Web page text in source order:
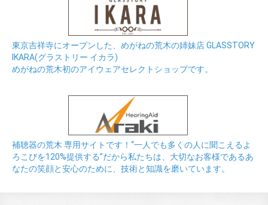
東京吉祥寺にオープンした、めがねの荒木の姉妹店 GLASSTORY
IKARA(グラストリー イカラ)
めがねの荒木初のアイウェアセレクトショップです。
補聴器の荒木 専用サイトです！“一人でも多くの人に聞こえるよ
ろこびを120%提供する”だから私たちは、大切なお客様であるあ
なたの笑顔と安心のために、技術と知識を磨いています。